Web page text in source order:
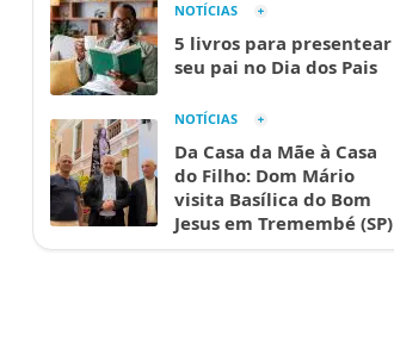
NOTÍCIAS
5 livros para presentear
seu pai no Dia dos Pais
NOTÍCIAS
Da Casa da Mãe à Casa
do Filho: Dom Mário
visita Basílica do Bom
Jesus em Tremembé (SP)